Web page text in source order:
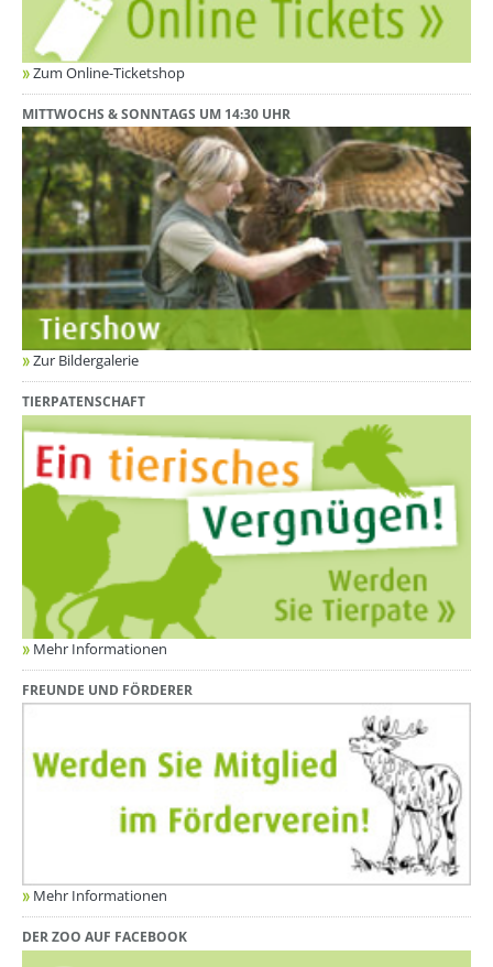
Zum Online-Ticketshop
MITTWOCHS & SONNTAGS UM 14:30 UHR
Zur Bildergalerie
TIERPATENSCHAFT
Mehr Informationen
FREUNDE UND FÖRDERER
Mehr Informationen
DER ZOO AUF FACEBOOK